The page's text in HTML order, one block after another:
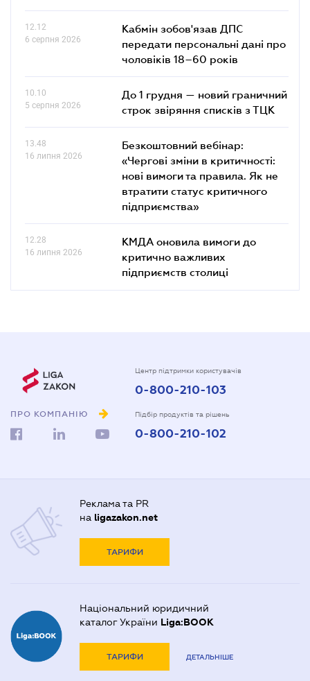
12.12
6 серпня 2026
Кабмін зобов'язав ДПС
передати персональні дані про
чоловіків 18–60 років
10.10
5 серпня 2026
До 1 грудня — новий граничний
строк звіряння списків з ТЦК
13.48
16 липня 2026
Безкоштовний вебінар:
«Чергові зміни в критичності:
нові вимоги та правила. Як не
втратити статус критичного
підприємства»
12.28
16 липня 2026
КМДА оновила вимоги до
критично важливих
підприємств столиці
ПРО КОМПАНІЮ
Центр підтримки користувачів
0-800-210-103
Підбір продуктів та рішень
0-800-210-102
Реклама та PR
на ligazakon.net
ТАРИФИ
Національний юридичний
каталог України Liga:BOOK
ТАРИФИ ДЕТАЛЬНІШЕ